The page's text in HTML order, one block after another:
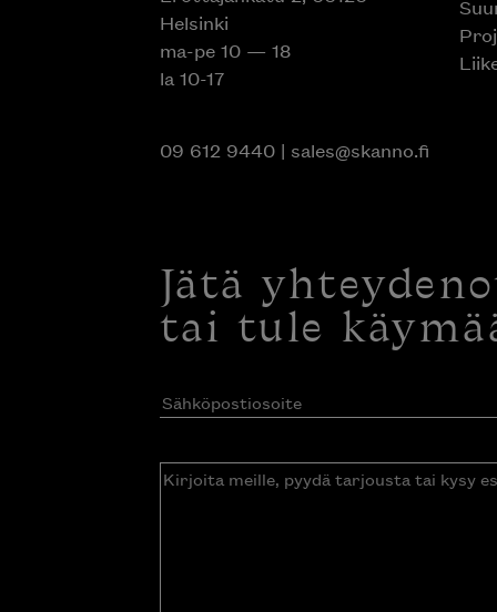
Helsinki
ma-pe 10 — 18
la 10-17
09 612 9440| sales@skanno.fi
Jätä
tai tule
Sähköpostiosoite(Pakollinen)
Kirjoita